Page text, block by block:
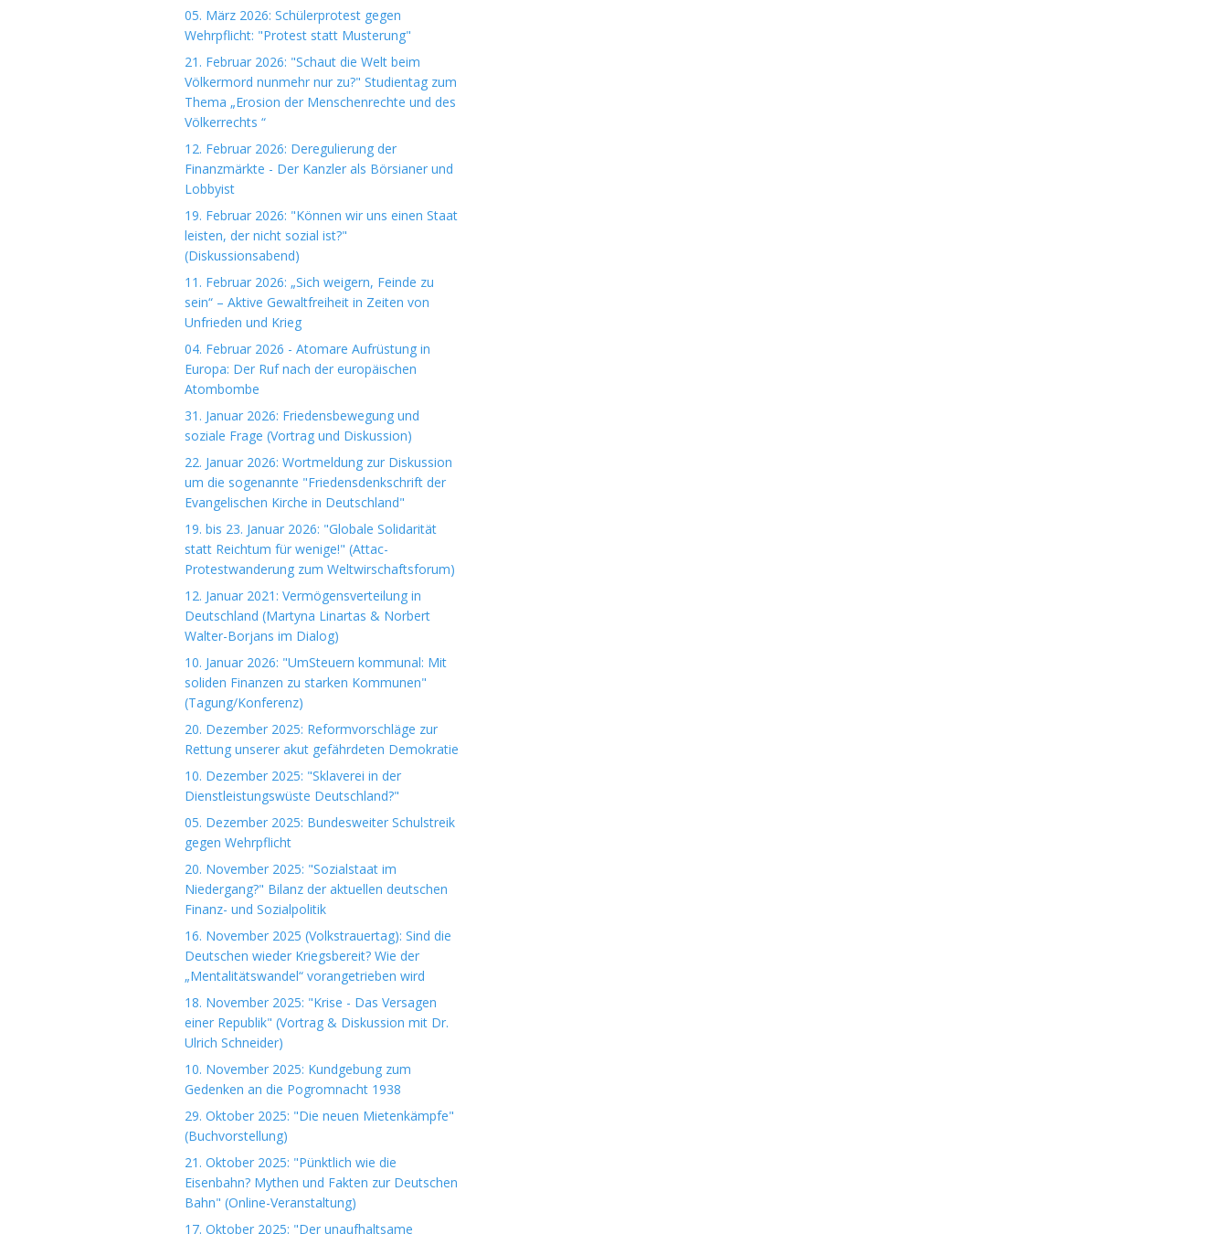
05. März 2026: Schülerprotest gegen
Wehrpflicht: "Protest statt Musterung"
21. Februar 2026: "Schaut die Welt beim
Völkermord nunmehr nur zu?" Studientag zum
Thema „Erosion der Menschenrechte und des
Völkerrechts “
12. Februar 2026: Deregulierung der
Finanzmärkte - Der Kanzler als Börsianer und
Lobbyist
19. Februar 2026: "Können wir uns einen Staat
leisten, der nicht sozial ist?"
(Diskussionsabend)
11. Februar 2026: „Sich weigern, Feinde zu
sein“ – Aktive Gewaltfreiheit in Zeiten von
Unfrieden und Krieg
04. Februar 2026 - Atomare Aufrüstung in
Europa: Der Ruf nach der europäischen
Atombombe
31. Januar 2026: Friedensbewegung und
soziale Frage (Vortrag und Diskussion)
22. Januar 2026: Wortmeldung zur Diskussion
um die sogenannte "Friedensdenkschrift der
Evangelischen Kirche in Deutschland"
19. bis 23. Januar 2026: "Globale Solidarität
statt Reichtum für wenige!" (Attac-
Protestwanderung zum Weltwirschaftsforum)
12. Januar 2021: Vermögensverteilung in
Deutschland (Martyna Linartas & Norbert
Walter-Borjans im Dialog)
10. Januar 2026: "UmSteuern kommunal: Mit
soliden Finanzen zu starken Kommunen"
(Tagung/Konferenz)
20. Dezember 2025: Reformvorschläge zur
Rettung unserer akut gefährdeten Demokratie
10. Dezember 2025: "Sklaverei in der
Dienstleistungswüste Deutschland?"
05. Dezember 2025: Bundesweiter Schulstreik
gegen Wehrpflicht
20. November 2025: "Sozialstaat im
Niedergang?" Bilanz der aktuellen deutschen
Finanz- und Sozialpolitik
16. November 2025 (Volkstrauertag): Sind die
Deutschen wieder Kriegsbereit? Wie der
„Mentalitätswandel“ vorangetrieben wird
18. November 2025: "Krise - Das Versagen
einer Republik" (Vortrag & Diskussion mit Dr.
Ulrich Schneider)
10. November 2025: Kundgebung zum
Gedenken an die Pogromnacht 1938
29. Oktober 2025: "Die neuen Mietenkämpfe"
(Buchvorstellung)
21. Oktober 2025: "Pünktlich wie die
Eisenbahn? Mythen und Fakten zur Deutschen
Bahn" (Online-Veranstaltung)
17. Oktober 2025: "Der unaufhaltsame